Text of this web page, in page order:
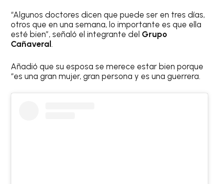
“Algunos doctores dicen que puede ser en tres días,
otros que en una semana, lo importante es que ella
esté bien”, señaló el integrante del Grupo
Cañaveral.
Añadió que su esposa se merece estar bien porque
“es una gran mujer, gran persona y es una guerrera.